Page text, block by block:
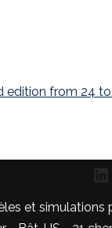
edition from 24
et